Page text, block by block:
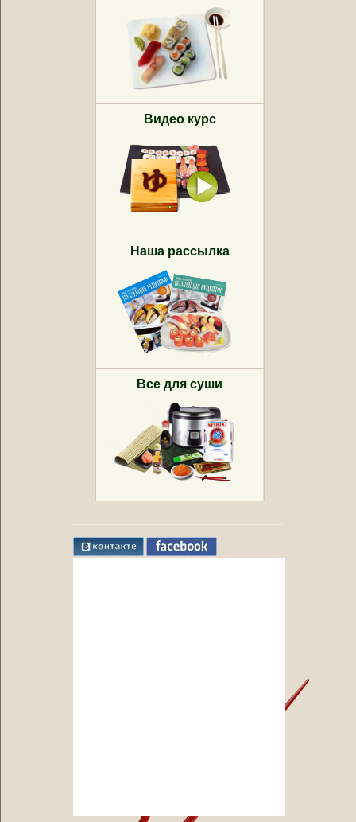
Видео курс
Наша рассылка
Все для суши